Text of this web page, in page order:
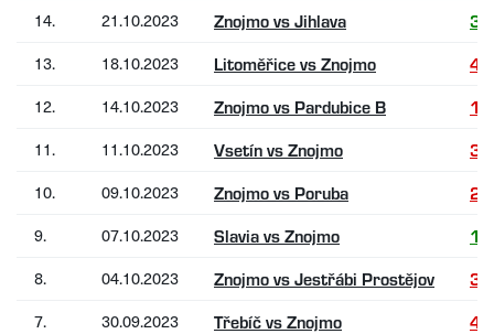
14. 21.10.2023 Znojmo vs Jihlava 3:2
13. 18.10.2023 Litoměřice vs Znojmo 4:2
12. 14.10.2023 Znojmo vs Pardubice B
11. 11.10.2023 Vsetín vs Znojmo
10. 09.10.2023 Znojmo vs Poruba 2:7
9. 07.10.2023 Slavia vs Znojmo 1:4
8. 04.10.2023 Znojmo vs Jestřábi Prostějov 3:5
7. 30.09.2023 Třebíč vs Znojmo 4:1